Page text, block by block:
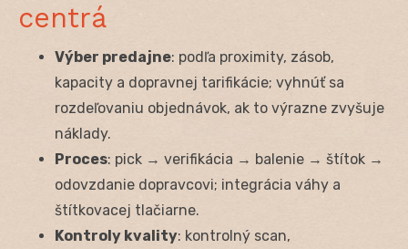
centrá
Výber predajne: podľa proximity, zásob,
kapacity a dopravnej tarifikácie; vyhnúť sa
rozdeľovaniu objednávok, ak to výrazne zvyšuje
náklady.
Proces: pick → verifikácia → balenie → štítok →
odovzdanie dopravcovi; integrácia váhy a
štítkovacej tlačiarne.
Kontroly kvality: kontrolný scan,